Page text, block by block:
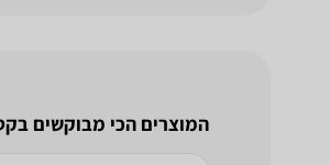
המוצרים הכי מבוקשים